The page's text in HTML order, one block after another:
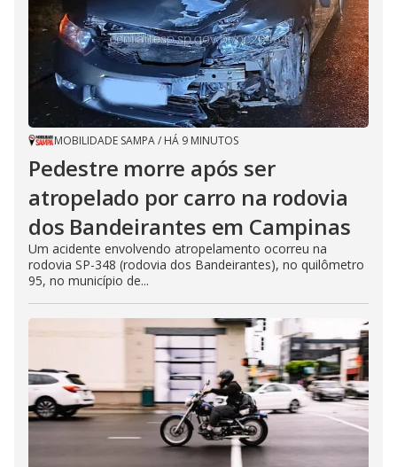
d
e
o
MOBILIDADE SAMPA/ HÁ 9 MINUTOS
Pedestre morre após ser
atropelado por carro na rodovia
dos Bandeirantes em Campinas
Um acidente envolvendo atropelamento ocorreu na
rodovia SP-348 (rodovia dos Bandeirantes), no quilômetro
95, no município de...